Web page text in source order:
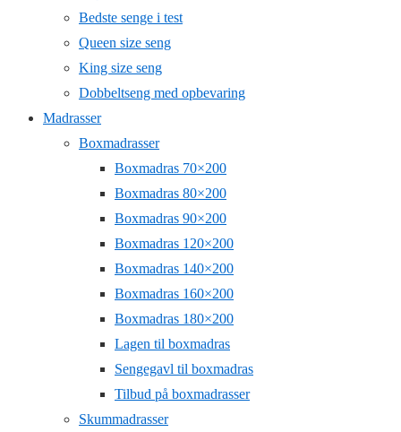
Bedste senge i test
Queen size seng
King size seng
Dobbeltseng med opbevaring
Madrasser
Boxmadrasser
Boxmadras 70×200
Boxmadras 80×200
Boxmadras 90×200
Boxmadras 120×200
Boxmadras 140×200
Boxmadras 160×200
Boxmadras 180×200
Lagen til boxmadras
Sengegavl til boxmadras
Tilbud på boxmadrasser
Skummadrasser